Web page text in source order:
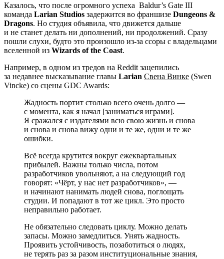
Казалось, что после огромного успеха Baldur’s Gate III
команда Larian Studios задержится во франшизе Dungeons &
Dragons. Но студия объявила, что движется дальше
и не станет делать ни дополнений, ни продолжений. Сразу
пошли слухи, будто это произошло из-за ссоры с владельцами
вселенной из Wizards of the Coast.
Например, в одном из тредов на Reddit зацепились
за недавнее высказывание главы Larian Свена Винке (Swen
Vincke) со сцены GDC Awards:
Жадность портит столько всего очень долго —
с момента, как я начал [заниматься играми].
Я сражался с издателями всю свою жизнь и снова
и снова и снова вижу одни и те же, одни и те же
ошибки.
Всё всегда крутится вокруг ежеквартальных
прибылей. Важны только числа, потом
разработчиков увольняют, а на следующий год
говорят: «Чёрт, у нас нет разработчиков», —
и начинают нанимать людей снова, поглощать
студии. И попадают в тот же цикл. Это просто
неправильно работает.
Не обязательно следовать циклу. Можно делать
запасы. Можно замедлиться. Унять жадность.
Проявить устойчивость, позаботиться о людях,
не терять раз за разом институциональные знания,